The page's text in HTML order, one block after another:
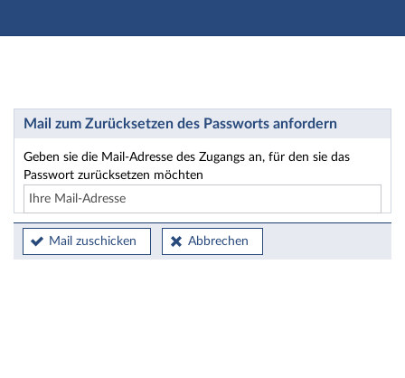
Hauptnavigation
Passwort zurücksetzen
Mail zum Zurücksetzen des Passworts anfordern
Geben sie die Mail-Adresse des Zugangs an, für den sie das
Passwort zurücksetzen möchten
Mail zuschicken Abbrechen